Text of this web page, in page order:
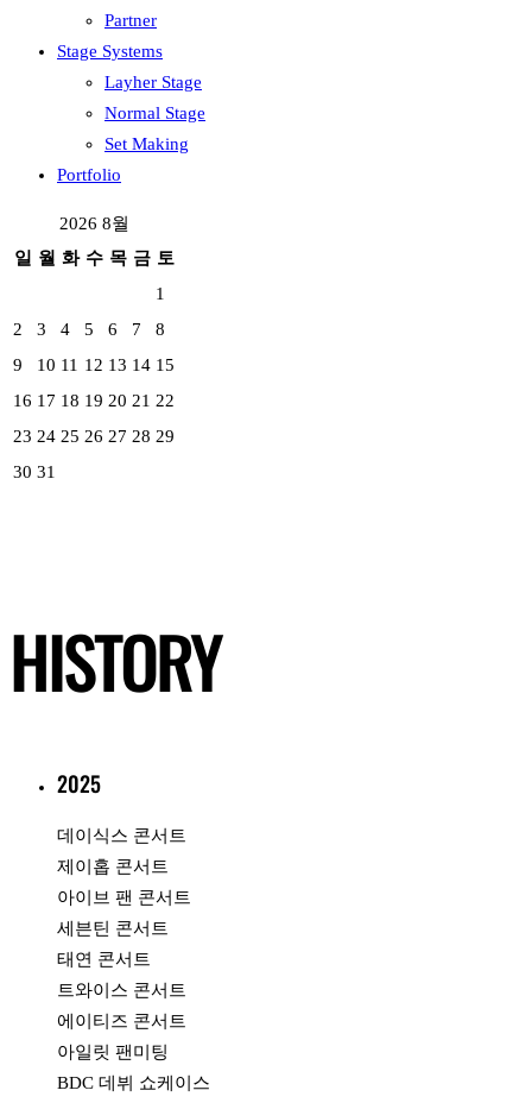
Partner
Stage Systems
Layher Stage
Normal Stage
Set Making
Portfolio
2026 8월
일 월 화 수 목 금 토
1
2
3 4 5 6 7
8
9
10 11 12 13 14 15
16 17 18 19 20 21 22
23 24 25 26 27 28 29
30 31
HISTORY
2025
데이식스 콘서트
제이홉 콘서트
아이브 팬 콘서트
세븐틴 콘서트
태연 콘서트
트와이스 콘서트
에이티즈 콘서트
아일릿 팬미팅
BDC 데뷔 쇼케이스